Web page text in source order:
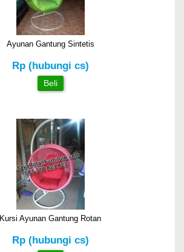
Ayunan Gantung Sintetis
Rp (hubungi cs)
Beli
Kursi Ayunan Gantung Rotan
Rp (hubungi cs)